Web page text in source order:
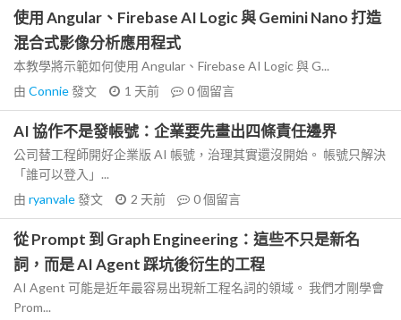
使用 Angular、Firebase AI Logic 與 Gemini Nano 打造
混合式影像分析應用程式
本教學將示範如何使用 Angular、Firebase AI Logic 與 G...
由 Connie發文 1 天前 0個留言
AI 協作不是發帳號：企業要先畫出四條責任邊界
公司替工程師開好企業版 AI 帳號，治理其實還沒開始。 帳號只解決
「誰可以登入」...
由 ryanvale發文 2 天前 0個留言
從 Prompt 到 Graph Engineering：這些不只是新名
詞，而是 AI Agent 踩坑後衍生的工程
AI Agent 可能是近年最容易出現新工程名詞的領域。 我們才剛學會
Prom...